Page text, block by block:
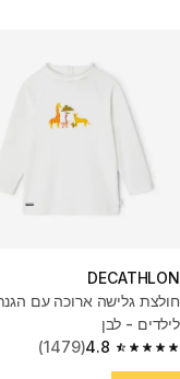
DECATHLON
לילדים - לבן
4.8
4.8 out of 5 stars from 1479 reviews
(1479)